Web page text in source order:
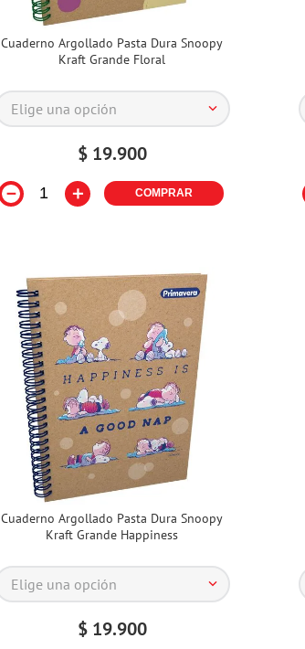
Cuaderno Argollado Pasta Dura Snoopy
Kraft Grande Floral
Elige una opción
$ 19.900
－ ＋ COMPRAR
Cuaderno Argollado Pasta Dura Snoopy
Kraft Grande Happiness
Elige una opción
$ 19.900